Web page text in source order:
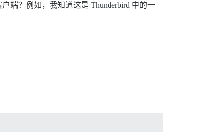
端？例如，我知道这是 Thunderbird 中的一